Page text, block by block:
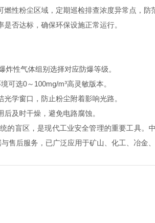
粉尘区域，定期巡检排查浓度异常点，防
否达标，确保环保设施正常运行。
性气体组别选择对应防爆等级。
选0～100mg/m³高灵敏版本。
学窗口，防止粉尘附着影响光路。
及时干燥，避免电路腐蚀。
盲区，是现代工业安全管理的重要工具。
售后服务，已广泛应用于矿山、化工、冶金